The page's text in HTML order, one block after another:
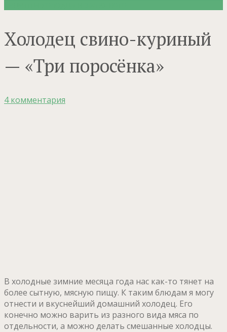
Холодец свино-куриный
— «Три поросёнка»
4 комментария
В холодные зимние месяца года нас как-то тянет на
более сытную, мясную пищу. К таким блюдам я могу
отнести и вкуснейший домашний холодец. Его
конечно можно варить из разного вида мяса по
отдельности, а можно делать смешанные холодцы.